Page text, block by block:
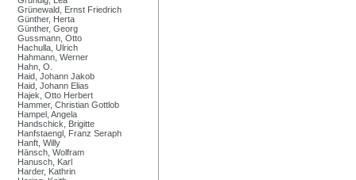
Grünewald, Ernst Friedrich
Günther, Herta
Günther, Georg
Gussmann, Otto
Hachulla, Ulrich
Hahmann, Werner
Hahn, O.
Haid, Johann Jakob
Haid, Johann Elias
Hajek, Otto Herbert
Hammer, Christian Gottlob
Hampel, Angela
Handschick, Brigitte
Hanfstaengl, Franz Seraph
Hanft, Willy
Hänsch, Wolfram
Hanusch, Karl
Harder, Kathrin